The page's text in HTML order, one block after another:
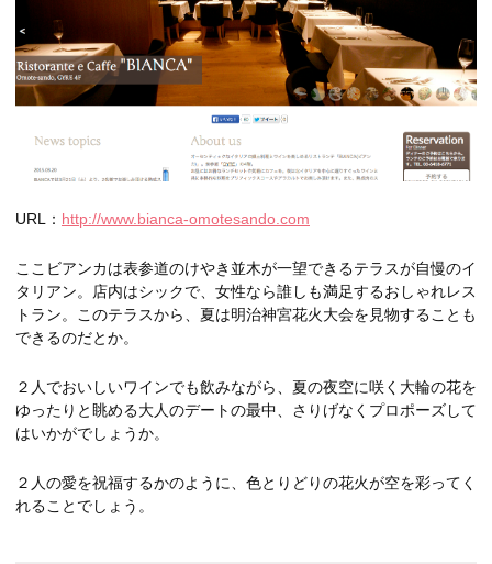
URL： http://www.bianca-omotesando.com
ここビアンカは表参道のけやき並木が一望できるテラスが自慢のイ
タリアン。店内はシックで、女性なら誰しも満足するおしゃれレス
トラン。このテラスから、夏は明治神宮花火大会を見物することも
できるのだとか。
２人でおいしいワインでも飲みながら、夏の夜空に咲く大輪の花を
ゆったりと眺める大人のデートの最中、さりげなくプロポーズして
はいかがでしょうか。
２人の愛を祝福するかのように、色とりどりの花火が空を彩ってく
れることでしょう。